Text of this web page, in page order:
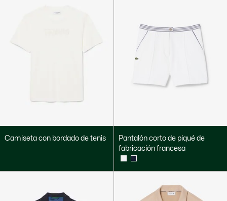
Camiseta con bordado de tenis
Pantalón corto de piqué de
fabricación francesa